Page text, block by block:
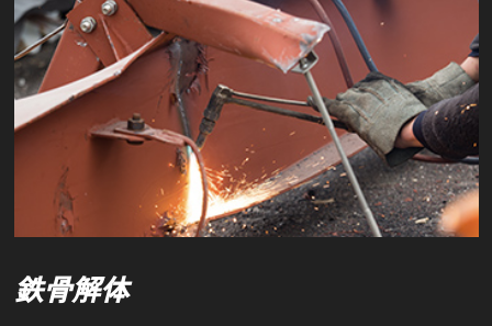
鉄骨解体